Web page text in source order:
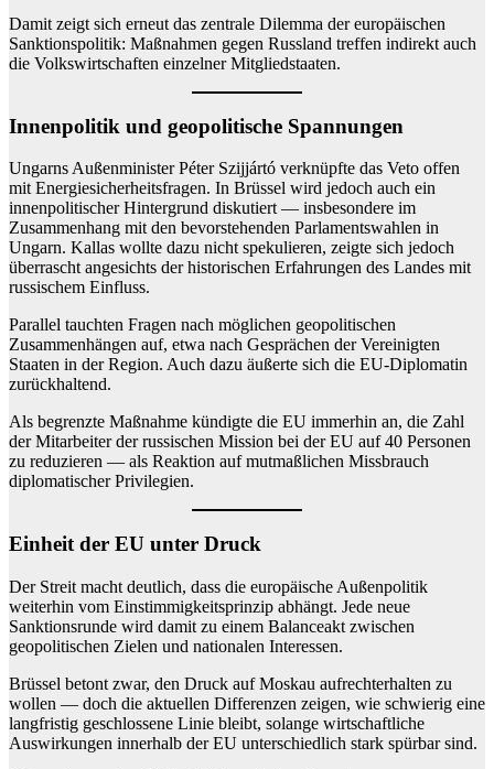
Damit zeigt sich erneut das zentrale Dilemma der europäischen
Sanktionspolitik: Maßnahmen gegen Russland treffen indirekt auch
die Volkswirtschaften einzelner Mitgliedstaaten.
Innenpolitik und geopolitische Spannungen
Ungarns Außenminister Péter Szijjártó verknüpfte das Veto offen
mit Energiesicherheitsfragen. In Brüssel wird jedoch auch ein
innenpolitischer Hintergrund diskutiert — insbesondere im
Zusammenhang mit den bevorstehenden Parlamentswahlen in
Ungarn. Kallas wollte dazu nicht spekulieren, zeigte sich jedoch
überrascht angesichts der historischen Erfahrungen des Landes mit
russischem Einfluss.
Parallel tauchten Fragen nach möglichen geopolitischen
Zusammenhängen auf, etwa nach Gesprächen der Vereinigten
Staaten in der Region. Auch dazu äußerte sich die EU-Diplomatin
zurückhaltend.
Als begrenzte Maßnahme kündigte die EU immerhin an, die Zahl
der Mitarbeiter der russischen Mission bei der EU auf 40 Personen
zu reduzieren — als Reaktion auf mutmaßlichen Missbrauch
diplomatischer Privilegien.
Einheit der EU unter Druck
Der Streit macht deutlich, dass die europäische Außenpolitik
weiterhin vom Einstimmigkeitsprinzip abhängt. Jede neue
Sanktionsrunde wird damit zu einem Balanceakt zwischen
geopolitischen Zielen und nationalen Interessen.
Brüssel betont zwar, den Druck auf Moskau aufrechterhalten zu
wollen — doch die aktuellen Differenzen zeigen, wie schwierig eine
langfristig geschlossene Linie bleibt, solange wirtschaftliche
Auswirkungen innerhalb der EU unterschiedlich stark spürbar sind.